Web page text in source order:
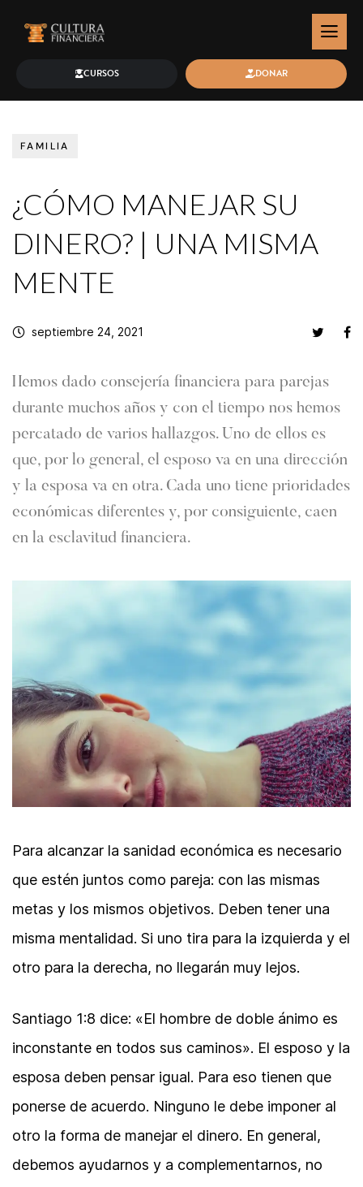
CURSOS DONAR
FAMILIA
¿CÓMO MANEJAR SU
DINERO? | UNA MISMA
MENTE
septiembre 24, 2021
Hemos dado consejería financiera para parejas
durante muchos años y con el tiempo nos hemos
percatado de varios hallazgos. Uno de ellos es
que, por lo general, el esposo va en una dirección
y la esposa va en otra. Cada uno tiene prioridades
económicas diferentes y, por consiguiente, caen
en la esclavitud financiera.
Para alcanzar la sanidad económica es necesario
que estén juntos como pareja: con las mismas
metas y los mismos objetivos. Deben tener una
misma mentalidad. Si uno tira para la izquierda y el
otro para la derecha, no llegarán muy lejos.
Santiago 1:8 dice: «El hombre de doble ánimo es
inconstante en todos sus caminos». El esposo y la
esposa deben pensar igual. Para eso tienen que
ponerse de acuerdo. Ninguno le debe imponer al
otro la forma de manejar el dinero. En general,
debemos ayudarnos y a complementarnos, no